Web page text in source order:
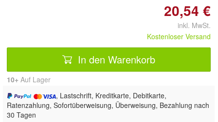
20,54 €
inkl. MwSt.
Kostenloser Versand
In den Warenkorb
10+ Auf Lager
, Lastschrift, Kreditkarte, Debitkarte,
Ratenzahlung, Sofortüberweisung, Überweisung, Bezahlung nach
30 Tagen